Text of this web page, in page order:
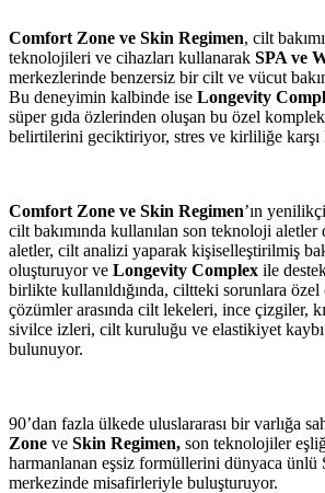
Comfort Zone ve Skin Regimen, cilt
teknolojileri ve cihazları kullanarak SPA ve
merkezlerinde benzersiz bir cilt ve vücut
Bu deneyimin kalbinde ise Longevity
süper gıda özlerinden oluşan bu özel
belirtilerini geciktiriyor, stres ve kirliliğe karşı
Comfort Zone ve Skin Regimen’ın
cilt bakımında kullanılan son teknoloji aletler
aletler, cilt analizi yaparak kişiselleştirilmiş
oluşturuyor ve Longevity Complex ile
birlikte kullanıldığında, ciltteki sorunlara
çözümler arasında cilt lekeleri, ince çizgiler,
sivilce izleri, cilt kuruluğu ve elastikiyet
bulunuyor.
90’dan fazla ülkede uluslararası bir varlığa
Zone ve Skin Regimen, son teknolojiler
harmanlanan eşsiz formüllerini dünyaca ünlü
merkezinde misafirleriyle buluşturuyor.